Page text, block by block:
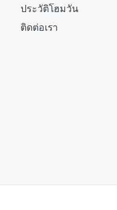
ประวัติโฮมวัน
ติดต่อเรา